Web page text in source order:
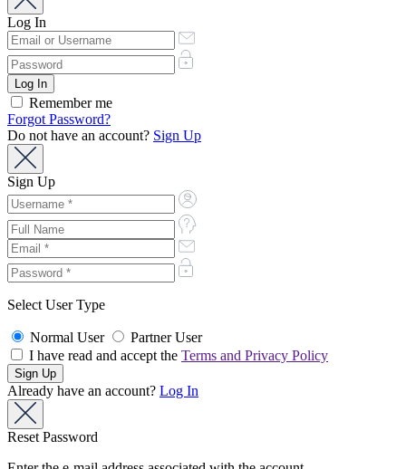
Log In
Remember me
Forgot Password?
Do not have an account? Sign Up
Sign Up
Select User Type
Normal User
Partner User
I have read and accept the Terms and Privacy Policy
Already have an account? Log In
Reset Password